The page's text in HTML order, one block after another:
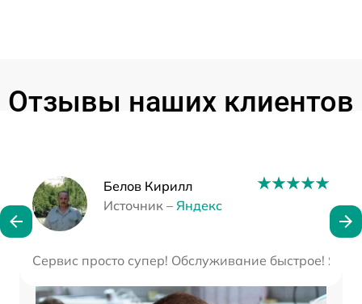
Отзывы наших клиентов
Белов Кирилл
Источник – Яндекс
Сервис просто супер! Обслуживание быстрое! Я
Наши мастера